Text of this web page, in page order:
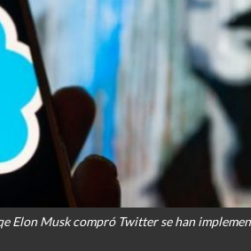
Elon Musk compró Twitter se han